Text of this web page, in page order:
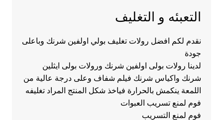
التعبئه و التغليف
نقدم لكم افضل رولات تغليف بولي اولفين شرنك وباعلى
جودة
لدينا رولات بولى اولفين شرنك ورولات بولى ايثلين
شرنك واكياس شرنك فيلم شفاف وعلى درجة عالية من
اللمعة ينكمش بالحرارة فياخذ شكل المنتج المراد تغليفه
فوم لمنع تسريب العبوات
فوم لمنع التسريب